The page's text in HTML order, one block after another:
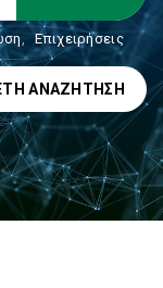
, Επιχειρήσεις
ΑΝΑΖΉΤΗΣΗ